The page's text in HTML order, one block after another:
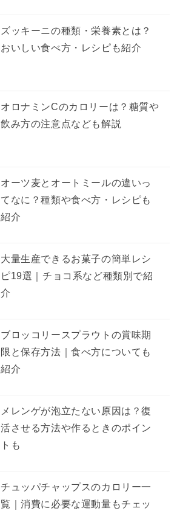
ズッキーニの種類・栄養素とは？
おいしい食べ方・レシピも紹介
オロナミンCのカロリーは？糖質や
飲み方の注意点なども解説
オーツ麦とオートミールの違いっ
てなに？種類や食べ方・レシピも
紹介
大量生産できるお菓子の簡単レシ
ピ19選｜チョコ系など種類別で紹
介
ブロッコリースプラウトの賞味期
限と保存方法｜食べ方についても
紹介
メレンゲが泡立たない原因は？復
活させる方法や作るときのポイン
トも
チュッパチャップスのカロリー一
覧｜消費に必要な運動量もチェッ